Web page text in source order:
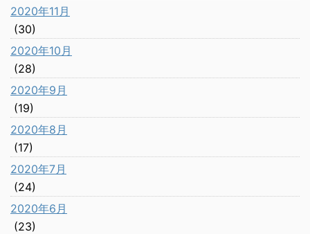
2020年11月
(30)
2020年10月
(28)
2020年9月
(19)
2020年8月
(17)
2020年7月
(24)
2020年6月
(23)